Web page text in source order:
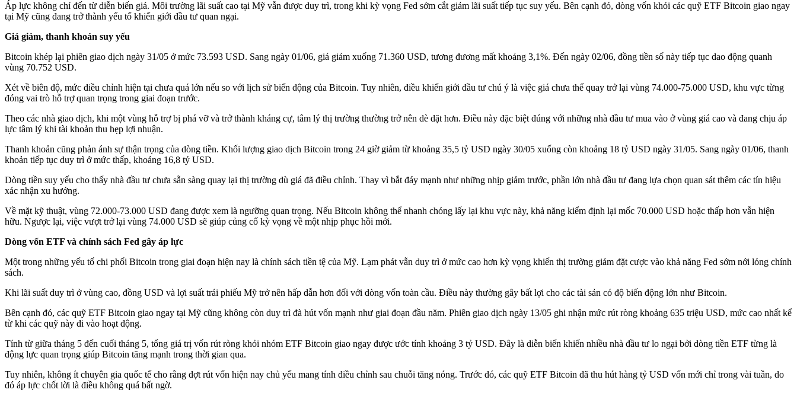
Áp lực không chỉ đến từ diễn biến giá. Môi trường lãi suất cao tại Mỹ vẫn được duy trì, trong khi kỳ vọng Fed sớm cắt giảm lãi suất tiếp tục suy yếu. Bên cạnh đó, dòng vốn khỏi các quỹ ETF Bitcoin giao ngay
tại Mỹ cũng đang trở thành yếu tố khiến giới đầu tư quan ngại.
Giá giảm, thanh khoản suy yếu
Bitcoin khép lại phiên giao dịch ngày 31/05 ở mức 73.593 USD. Sang ngày 01/06, giá giảm xuống 71.360 USD, tương đương mất khoảng 3,1%. Đến ngày 02/06, đồng tiền số này tiếp tục dao động quanh
vùng 70.752 USD.
Xét về biên độ, mức điều chỉnh hiện tại chưa quá lớn nếu so với lịch sử biến động của Bitcoin. Tuy nhiên, điều khiến giới đầu tư chú ý là việc giá chưa thể quay trở lại vùng 74.000-75.000 USD, khu vực từng
đóng vai trò hỗ trợ quan trọng trong giai đoạn trước.
Theo các nhà giao dịch, khi một vùng hỗ trợ bị phá vỡ và trở thành kháng cự, tâm lý thị trường thường trở nên dè dặt hơn. Điều này đặc biệt đúng với những nhà đầu tư mua vào ở vùng giá cao và đang chịu áp
lực tâm lý khi tài khoản thu hẹp lợi nhuận.
Thanh khoản cũng phản ánh sự thận trọng của dòng tiền. Khối lượng giao dịch Bitcoin trong 24 giờ giảm từ khoảng 35,5 tỷ USD ngày 30/05 xuống còn khoảng 18 tỷ USD ngày 31/05. Sang ngày 01/06, thanh
khoản tiếp tục duy trì ở mức thấp, khoảng 16,8 tỷ USD.
Dòng tiền suy yếu cho thấy nhà đầu tư chưa sẵn sàng quay lại thị trường dù giá đã điều chỉnh. Thay vì bắt đáy mạnh như những nhịp giảm trước, phần lớn nhà đầu tư đang lựa chọn quan sát thêm các tín hiệu
xác nhận xu hướng.
Về mặt kỹ thuật, vùng 72.000-73.000 USD đang được xem là ngưỡng quan trọng. Nếu Bitcoin không thể nhanh chóng lấy lại khu vực này, khả năng kiểm định lại mốc 70.000 USD hoặc thấp hơn vẫn hiện
hữu. Ngược lại, việc vượt trở lại vùng 74.000 USD sẽ giúp củng cố kỳ vọng về một nhịp phục hồi mới.
Dòng vốn ETF và chính sách Fed gây áp lực
Một trong những yếu tố chi phối Bitcoin trong giai đoạn hiện nay là chính sách tiền tệ của Mỹ. Lạm phát vẫn duy trì ở mức cao hơn kỳ vọng khiến thị trường giảm đặt cược vào khả năng Fed sớm nới lỏng chính
sách.
Khi lãi suất duy trì ở vùng cao, đồng USD và lợi suất trái phiếu Mỹ trở nên hấp dẫn hơn đối với dòng vốn toàn cầu. Điều này thường gây bất lợi cho các tài sản có độ biến động lớn như Bitcoin.
Bên cạnh đó, các quỹ ETF Bitcoin giao ngay tại Mỹ cũng không còn duy trì đà hút vốn mạnh như giai đoạn đầu năm. Phiên giao dịch ngày 13/05 ghi nhận mức rút ròng khoảng 635 triệu USD, mức cao nhất kể
từ khi các quỹ này đi vào hoạt động.
Tính từ giữa tháng 5 đến cuối tháng 5, tổng giá trị vốn rút ròng khỏi nhóm ETF Bitcoin giao ngay được ước tính khoảng 3 tỷ USD. Đây là diễn biến khiến nhiều nhà đầu tư lo ngại bởi dòng tiền ETF từng là
động lực quan trọng giúp Bitcoin tăng mạnh trong thời gian qua.
Tuy nhiên, không ít chuyên gia quốc tế cho rằng đợt rút vốn hiện nay chủ yếu mang tính điều chỉnh sau chuỗi tăng nóng. Trước đó, các quỹ ETF Bitcoin đã thu hút hàng tỷ USD vốn mới chỉ trong vài tuần, do
đó áp lực chốt lời là điều không quá bất ngờ.